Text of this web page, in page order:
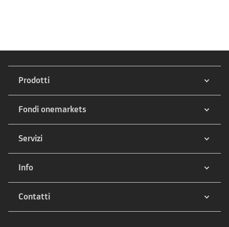
Prodotti
Fondi onemarkets
Servizi
Info
Contatti